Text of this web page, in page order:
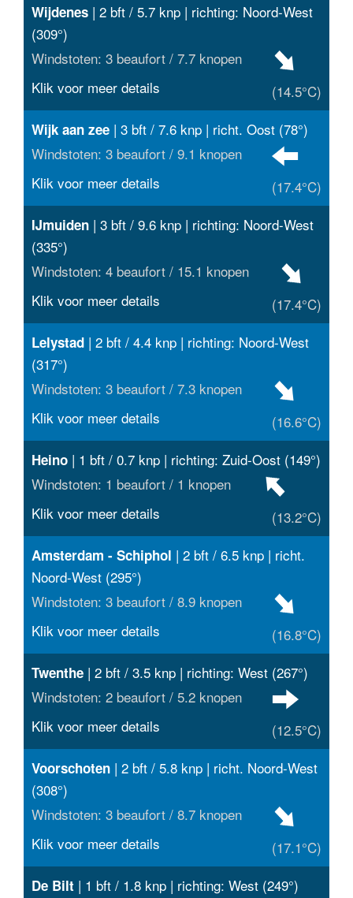
Wijdenes | 2 bft / 5.7 knp | richting: Noord-West
(309°)
Windstoten: 3 beaufort / 7.7 knopen
(14.5°C)
Klik voor meer details
Wijk aan zee | 3 bft / 7.6 knp | richt. Oost (78°)
Windstoten: 3 beaufort / 9.1 knopen
(17.4°C)
Klik voor meer details
IJmuiden | 3 bft / 9.6 knp | richting: Noord-West
(335°)
Windstoten: 4 beaufort / 15.1 knopen
(17.4°C)
Klik voor meer details
Lelystad | 2 bft / 4.4 knp | richting: Noord-West
(317°)
Windstoten: 3 beaufort / 7.3 knopen
(16.6°C)
Klik voor meer details
Heino | 1 bft / 0.7 knp | richting: Zuid-Oost (149°)
Windstoten: 1 beaufort / 1 knopen
(13.2°C)
Klik voor meer details
Amsterdam - Schiphol | 2 bft / 6.5 knp | richt.
Noord-West (295°)
Windstoten: 3 beaufort / 8.9 knopen
(16.8°C)
Klik voor meer details
Twenthe | 2 bft / 3.5 knp | richting: West (267°)
Windstoten: 2 beaufort / 5.2 knopen
(12.5°C)
Klik voor meer details
Voorschoten | 2 bft / 5.8 knp | richt. Noord-West
(308°)
Windstoten: 3 beaufort / 8.7 knopen
(17.1°C)
Klik voor meer details
De Bilt | 1 bft / 1.8 knp | richting: West (249°)